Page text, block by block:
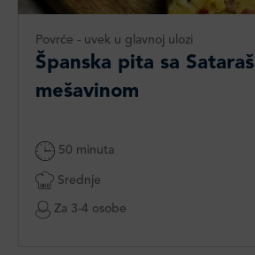
Povrće - uvek u glavnoj ulozi
Španska pita sa Sataraš
mešavinom
50 minuta
Srednje
Za 3-4 osobe